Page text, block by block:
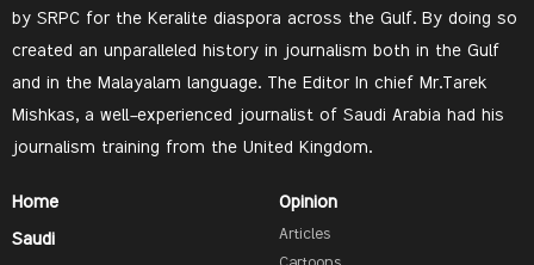
by SRPC for the Keralite diaspora across the Gulf. By doing so
created an unparalleled history in journalism both in the Gulf
and in the Malayalam language. The Editor In chief Mr.Tarek
Mishkas, a well-experienced journalist of Saudi Arabia had his
journalism training from the United Kingdom.
Home
Saudi
Opinion
Articles